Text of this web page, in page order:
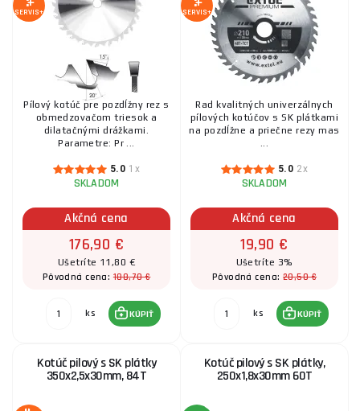
SERVIS+
Pílový kotúč pre pozdĺžny rez s
obmedzovačom triesok a
dilatačnými drážkami.
Parametre: Pr ...
5.0 1x
SKLADOM
Akčná cena
176,90 €
Ušetríte 11,80 €
Pôvodná cena:188,70 €
ks KÚPIŤ
SERVIS+
Rad kvalitných univerzálnych
pílových kotúčov s SK plátkami
na pozdĺžne a priečne rezy mas
...
5.0 2x
SKLADOM
Akčná cena
19,90 €
Ušetríte 3%
Pôvodná cena:20,50 €
ks KÚPIŤ
Kotúč pilový s SK plátky
350x2,5x30mm, 84T
Kotúč pilový s SK plátky,
250x1,8x30mm 60T